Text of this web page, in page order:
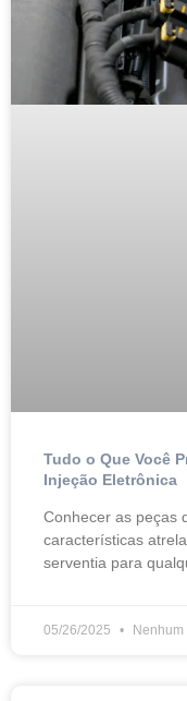
Tudo o Que Você
Injeção Eletrônica
Conhecer as peças
características
serventia para
05/26/2025